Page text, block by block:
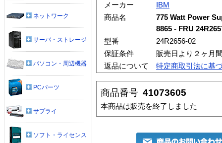
メーカー
IBM
商品名
775 Watt Power
8865 - FRU
型番
24R2656-02
保証条件
販売日より２ヶ月
返品について
特定商取引法に基
商品番号 41073605
本商品は販売を終了しました
ネットワーク
サーバ・ストレージ
パソコン・周辺機器
PCパーツ
サプライ
ソフト・ライセンス